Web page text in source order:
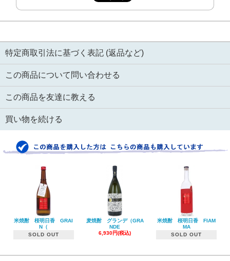
特定商取引法に基づく表記 (返品など)
この商品について問い合わせる
この商品を友達に教える
買い物を続ける
米焼酎 桜明日香 GRAI
N（
SOLD OUT
麦焼酎 グランデ（GRA
NDE
6,930円(税込)
米焼酎 桜明日香 FIAM
MA
SOLD OUT